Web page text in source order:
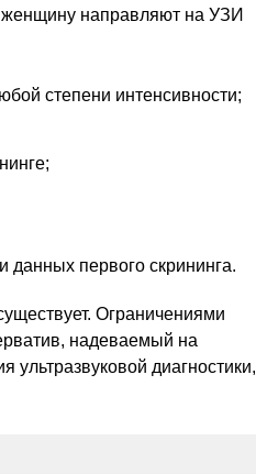
женщину направляют на УЗИ
степени интенсивности;
данных первого скрининга.
Ограничениями
надеваемый на
ультразвуковой диагностики,